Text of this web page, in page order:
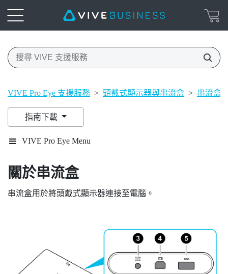
VIVE Pro Eye 支援服務 > 頭戴式顯示器與串流盒 > 串流盒
指南下載
VIVE Pro Eye Menu
關於串流盒
串流盒用於將頭戴式顯示器連接至電腦。